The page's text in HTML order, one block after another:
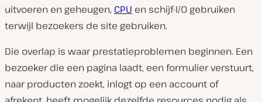
uitvoeren en geheugen, CPU en schijf-I/O gebruiken
terwijl bezoekers de site gebruiken.
Die overlap is waar prestatieproblemen beginnen. Een
bezoeker die een pagina laadt, een formulier verstuurt,
naar producten zoekt, inlogt op een account of